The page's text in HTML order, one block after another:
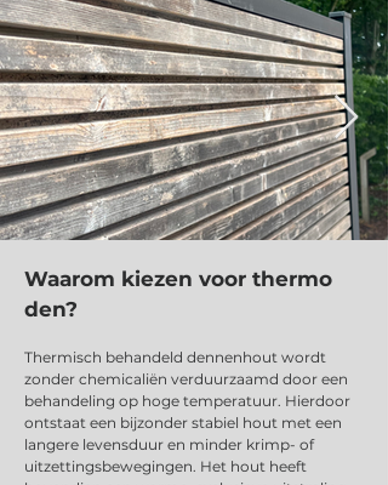
Waarom kiezen voor thermo
den?
Thermisch behandeld dennenhout wordt
zonder chemicaliën verduurzaamd door een
behandeling op hoge temperatuur. Hierdoor
ontstaat een bijzonder stabiel hout met een
langere levensduur en minder krimp- of
uitzettingsbewegingen. Het hout heeft